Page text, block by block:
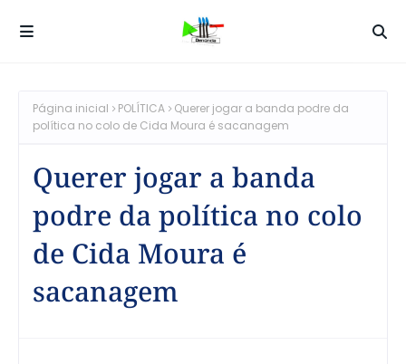
Página inicial POLÍTICA
Querer jogar a banda podre da
política no colo de Cida Moura é sacanagem
Querer jogar a banda
podre da política no colo
de Cida Moura é
sacanagem